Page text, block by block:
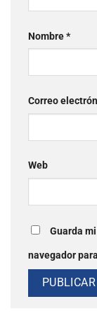
Nombre*
Correo
Web
Guarda
navegador